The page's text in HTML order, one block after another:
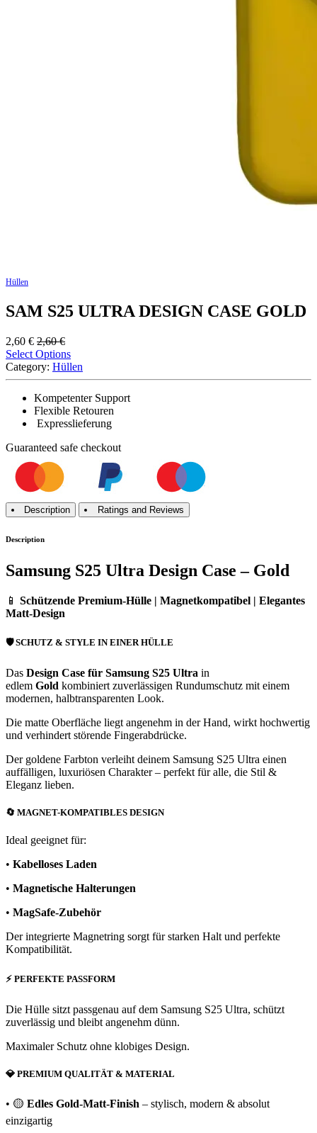
Hüllen
SAM S25 ULTRA DESIGN CASE GOLD
2,60 € 2,60€
Select Options
Category: Hüllen
Kompetenter Support
Flexible Retouren
Expresslieferung
Guaranteed safe checkout
Description Ratings and Reviews
Description
Samsung S25 Ultra Design Case – Gold
📱 Schützende Premium-Hülle | Magnetkompatibel | Elegantes
Matt-Design
🛡️SCHUTZ & STYLE IN EINER HÜLLE
Das Design Case für Samsung S25 Ultra in
edlem Gold kombiniert zuverlässigen Rundumschutz mit einem
modernen, halbtransparenten Look.
Die matte Oberfläche liegt angenehm in der Hand, wirkt hochwertig
und verhindert störende Fingerabdrücke.
Der goldene Farbton verleiht deinem Samsung S25 Ultra einen
auffälligen, luxuriösen Charakter – perfekt für alle, die Stil &
Eleganz lieben.
🔄 MAGNET-KOMPATIBLES DESIGN
Ideal geeignet für:
• Kabelloses Laden
• Magnetische Halterungen
• MagSafe-Zubehör
Der integrierte Magnetring sorgt für starken Halt und perfekte
Kompatibilität.
⚡ PERFEKTE PASSFORM
Die Hülle sitzt passgenau auf dem Samsung S25 Ultra, schützt
zuverlässig und bleibt angenehm dünn.
Maximaler Schutz ohne klobiges Design.
💎 PREMIUM QUALITÄT & MATERIAL
• 🟡 Edles Gold-Matt-Finish – stylisch, modern & absolut
einzigartig